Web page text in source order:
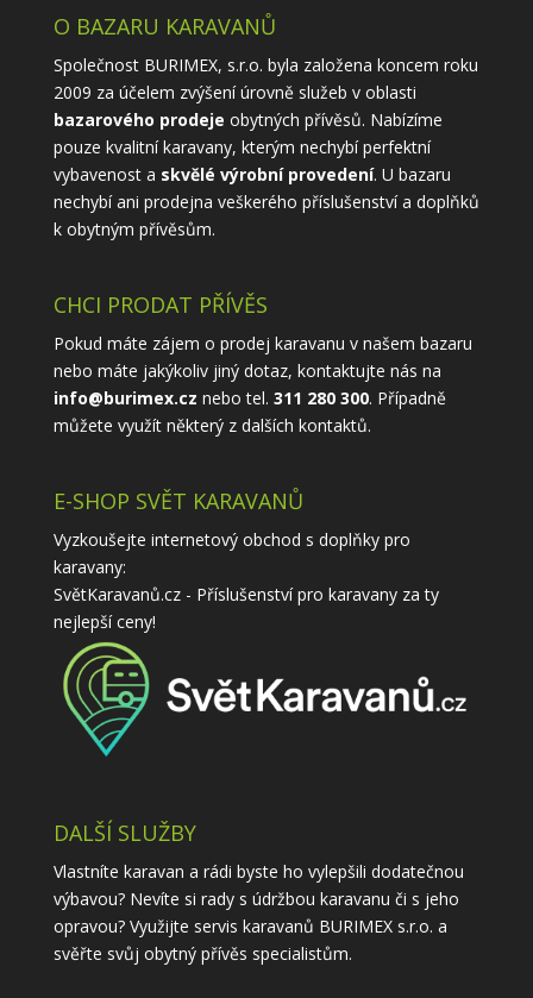
O BAZARU KARAVANŮ
Společnost BURIMEX, s.r.o. byla založena koncem roku
2009 za účelem zvýšení úrovně služeb v oblasti
bazarového prodeje obytných přívěsů. Nabízíme
pouze kvalitní karavany, kterým nechybí perfektní
vybavenost a skvělé výrobní provedení. U bazaru
nechybí ani prodejna veškerého příslušenství a doplňků
k obytným přívěsům.
CHCI PRODAT PŘÍVĚS
Pokud máte zájem o prodej karavanu v našem bazaru
nebo máte jakýkoliv jiný dotaz, kontaktujte nás na
info@burimex.cz nebo tel. 311 280 300. Případně
můžete využít některý z dalších kontaktů.
E-SHOP SVĚT KARAVANŮ
Vyzkoušejte internetový obchod s doplňky pro
karavany:
SvětKaravanů.cz - Příslušenství pro karavanyza ty
nejlepší ceny!
DALŠÍ SLUŽBY
Vlastníte karavan a rádi byste ho vylepšili dodatečnou
výbavou? Nevíte si rady s údržbou karavanu či s jeho
opravou? Využijte servis karavanů BURIMEX s.r.o. a
svěřte svůj obytný přívěs specialistům.